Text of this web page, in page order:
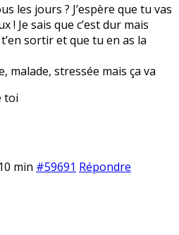
les jours ? J’espère que tu vas
! Je sais que c’est dur mais
sortir et que tu en as la
malade, stressée mais ça va
toi
min #59691 Répondre